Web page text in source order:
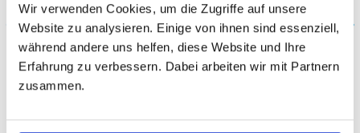
Wir verwenden Cookies, um die Zugriffe auf unsere
Website zu analysieren. Einige von ihnen sind essenziell,
während andere uns helfen, diese Website und Ihre
Erfahrung zu verbessern. Dabei arbeiten wir mit Partnern
zusammen.
Claudia
Dr., Soziologin
Philosophie, Sozialwissenschaften, Soziologie,
Qualitative Forschung, Quantitative Analyse